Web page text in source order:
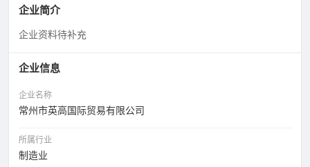
企业简介
企业资料待补充
企业信息
企业名称
常州市英高国际贸易有限公司
所属行业
制造业